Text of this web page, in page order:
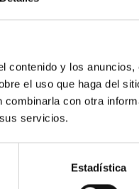
contenido y los
el uso que haga del
con otra
servicios.
Estadística